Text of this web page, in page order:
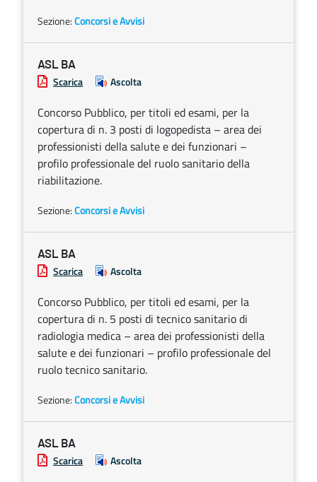
Sezione:Concorsi e Avvisi
ASL BA
Scarica Ascolta
Concorso Pubblico, per titoli ed esami, per la
copertura di n. 3 posti di logopedista – area dei
professionisti della salute e dei funzionari –
profilo professionale del ruolo sanitario della
riabilitazione.
Sezione:Concorsi e Avvisi
ASL BA
Scarica Ascolta
Concorso Pubblico, per titoli ed esami, per la
copertura di n. 5 posti di tecnico sanitario di
radiologia medica – area dei professionisti della
salute e dei funzionari – profilo professionale del
ruolo tecnico sanitario.
Sezione:Concorsi e Avvisi
ASL BA
Scarica Ascolta